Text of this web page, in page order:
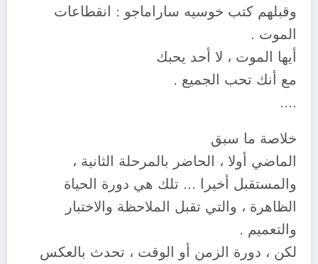
وقبلهم كتب خوسيه ساراماجو : انقطاعات
الموت .
أيها الموت ، لا أحد يحبك
مع أنك تحب الجميع .
….
خلاصة ما سبق
الماضي أولا ، الحاضر بالمرحلة الثانية ،
والمستقبل أخيرا … تلك هي دورة الحياة
الظاهرة ، والتي تقبل الملاحظة والاختبار
والتعميم .
لكن ، دورة الزمن أو الوقت ، تحدث بالعكس